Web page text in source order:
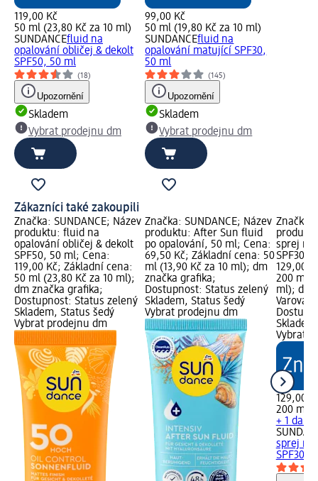
119,00 Kč
50 ml (23,80 Kč za 10 ml)
SUNDANCEfluid na
opalování obličej & dekolt
SPF50, 50 ml
(18)
Upozornění
Skladem
Vybrat prodejnu dm
99,00 Kč
50 ml (19,80 Kč za 10 ml)
SUNDANCEfluid na
opalování matující SPF30,
50 ml
(145)
Upozornění
Skladem
Vybrat prodejnu dm
Zákazníci také zakoupili
Značka: SUNDANCE; Název
produktu: fluid na
opalování obličej & dekolt
SPF50, 50 ml; Cena:
119,00 Kč; Základní cena:
50 ml (23,80 Kč za 10 ml);
dm značka grafika;
Dostupnost: Status zelený
Skladem, Status šedý
Vybrat prodejnu dm
Značka: SUNDANCE; Název
produktu: After Sun fluid
po opalování, 50 ml; Cena:
69,50 Kč; Základní cena: 50
ml (13,90 Kč za 10 ml); dm
značka grafika;
Dostupnost: Status zelený
Skladem, Status šedý
Vybrat prodejnu dm
Značka:
sprej na
SPF30,
129,00
200 ml
ml); dm
Vybrat
129,00
200 ml
+ 1 další
sprej na
SPF30,